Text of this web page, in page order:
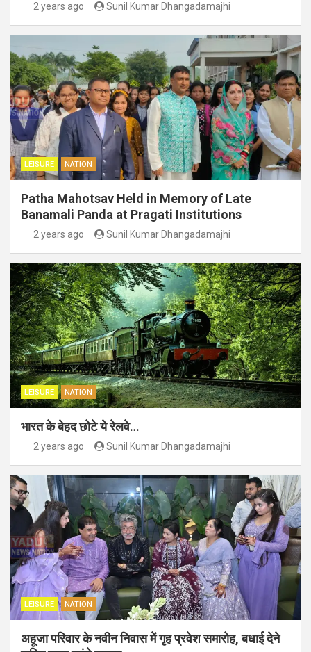
2 years ago Sunil Kumar Dhangadamajhi
LEISURE NATION
Patha Mahotsav Held in Memory of Late
Banamali Panda at Pragati Institutions
2 years ago Sunil Kumar Dhangadamajhi
LEISURE NATION
भारत के बेहद छोटे ये रेलवे…
2 years ago Sunil Kumar Dhangadamajhi
LEISURE NATION
अहूजा परिवार के नवीन निवास में गृह प्रवेश समारोह, बधाई देने